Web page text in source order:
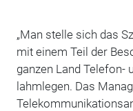
„Man stelle sich das
mit einem Teil der
ganzen Land Telefon-
lahmlegen. Das